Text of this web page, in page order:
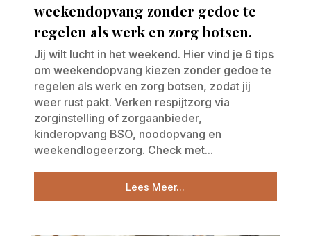
weekendopvang zonder gedoe te
regelen als werk en zorg botsen.
Jij wilt lucht in het weekend. Hier vind je 6 tips
om weekendopvang kiezen zonder gedoe te
regelen als werk en zorg botsen, zodat jij
weer rust pakt. Verken respijtzorg via
zorginstelling of zorgaanbieder,
kinderopvang BSO, noodopvang en
weekendlogeerzorg. Check met...
Lees Meer...